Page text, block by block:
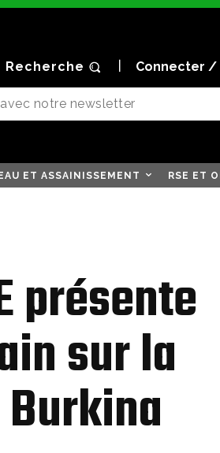
Recherche Connecter /
ET ASSAINISSEMENT RSE ET
présente
sur la